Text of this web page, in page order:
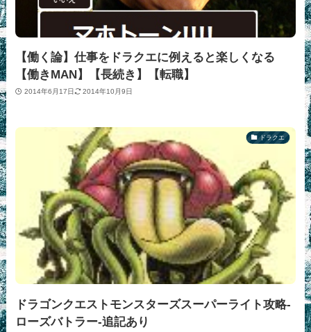
【働く論】仕事をドラクエに例えると楽しくなる
【働きMAN】【長続き】【転職】
2014年6月17日 2014年10月9日
ドラクエ
ドラゴンクエストモンスターズスーパーライト攻略-
ローズバトラー-追記あり